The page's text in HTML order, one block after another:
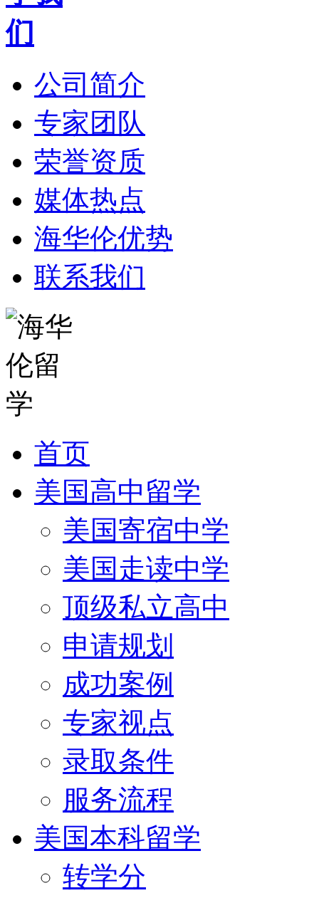
公司简介
专家团队
荣誉资质
媒体热点
海华伦优势
联系我们
首页
美国高中留学
美国寄宿中学
美国走读中学
顶级私立高中
申请规划
成功案例
专家视点
录取条件
服务流程
美国本科留学
转学分